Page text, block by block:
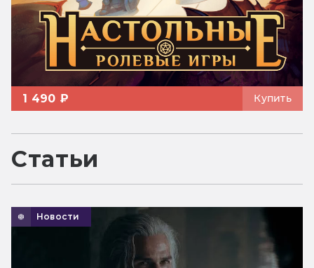
1 490 ₽ Купить
Статьи
Новости